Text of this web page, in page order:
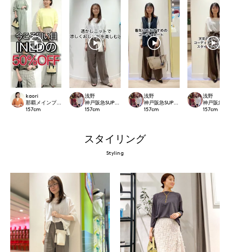
kaori
那覇メインプレイスI.T.'S.international
157cm
浅野
神戸阪急SUPERIORCLOSET
157cm
浅野
神戸阪急SUPERIORCLOSET
157cm
浅野
神戸阪急
157cm
スタイリング
Styling